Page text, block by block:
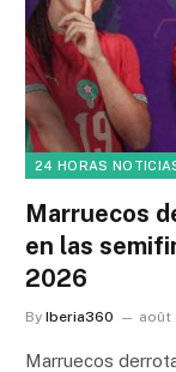
24 HORAS
Marruecos
en las
2026
By Iberia360 août
Marruecos